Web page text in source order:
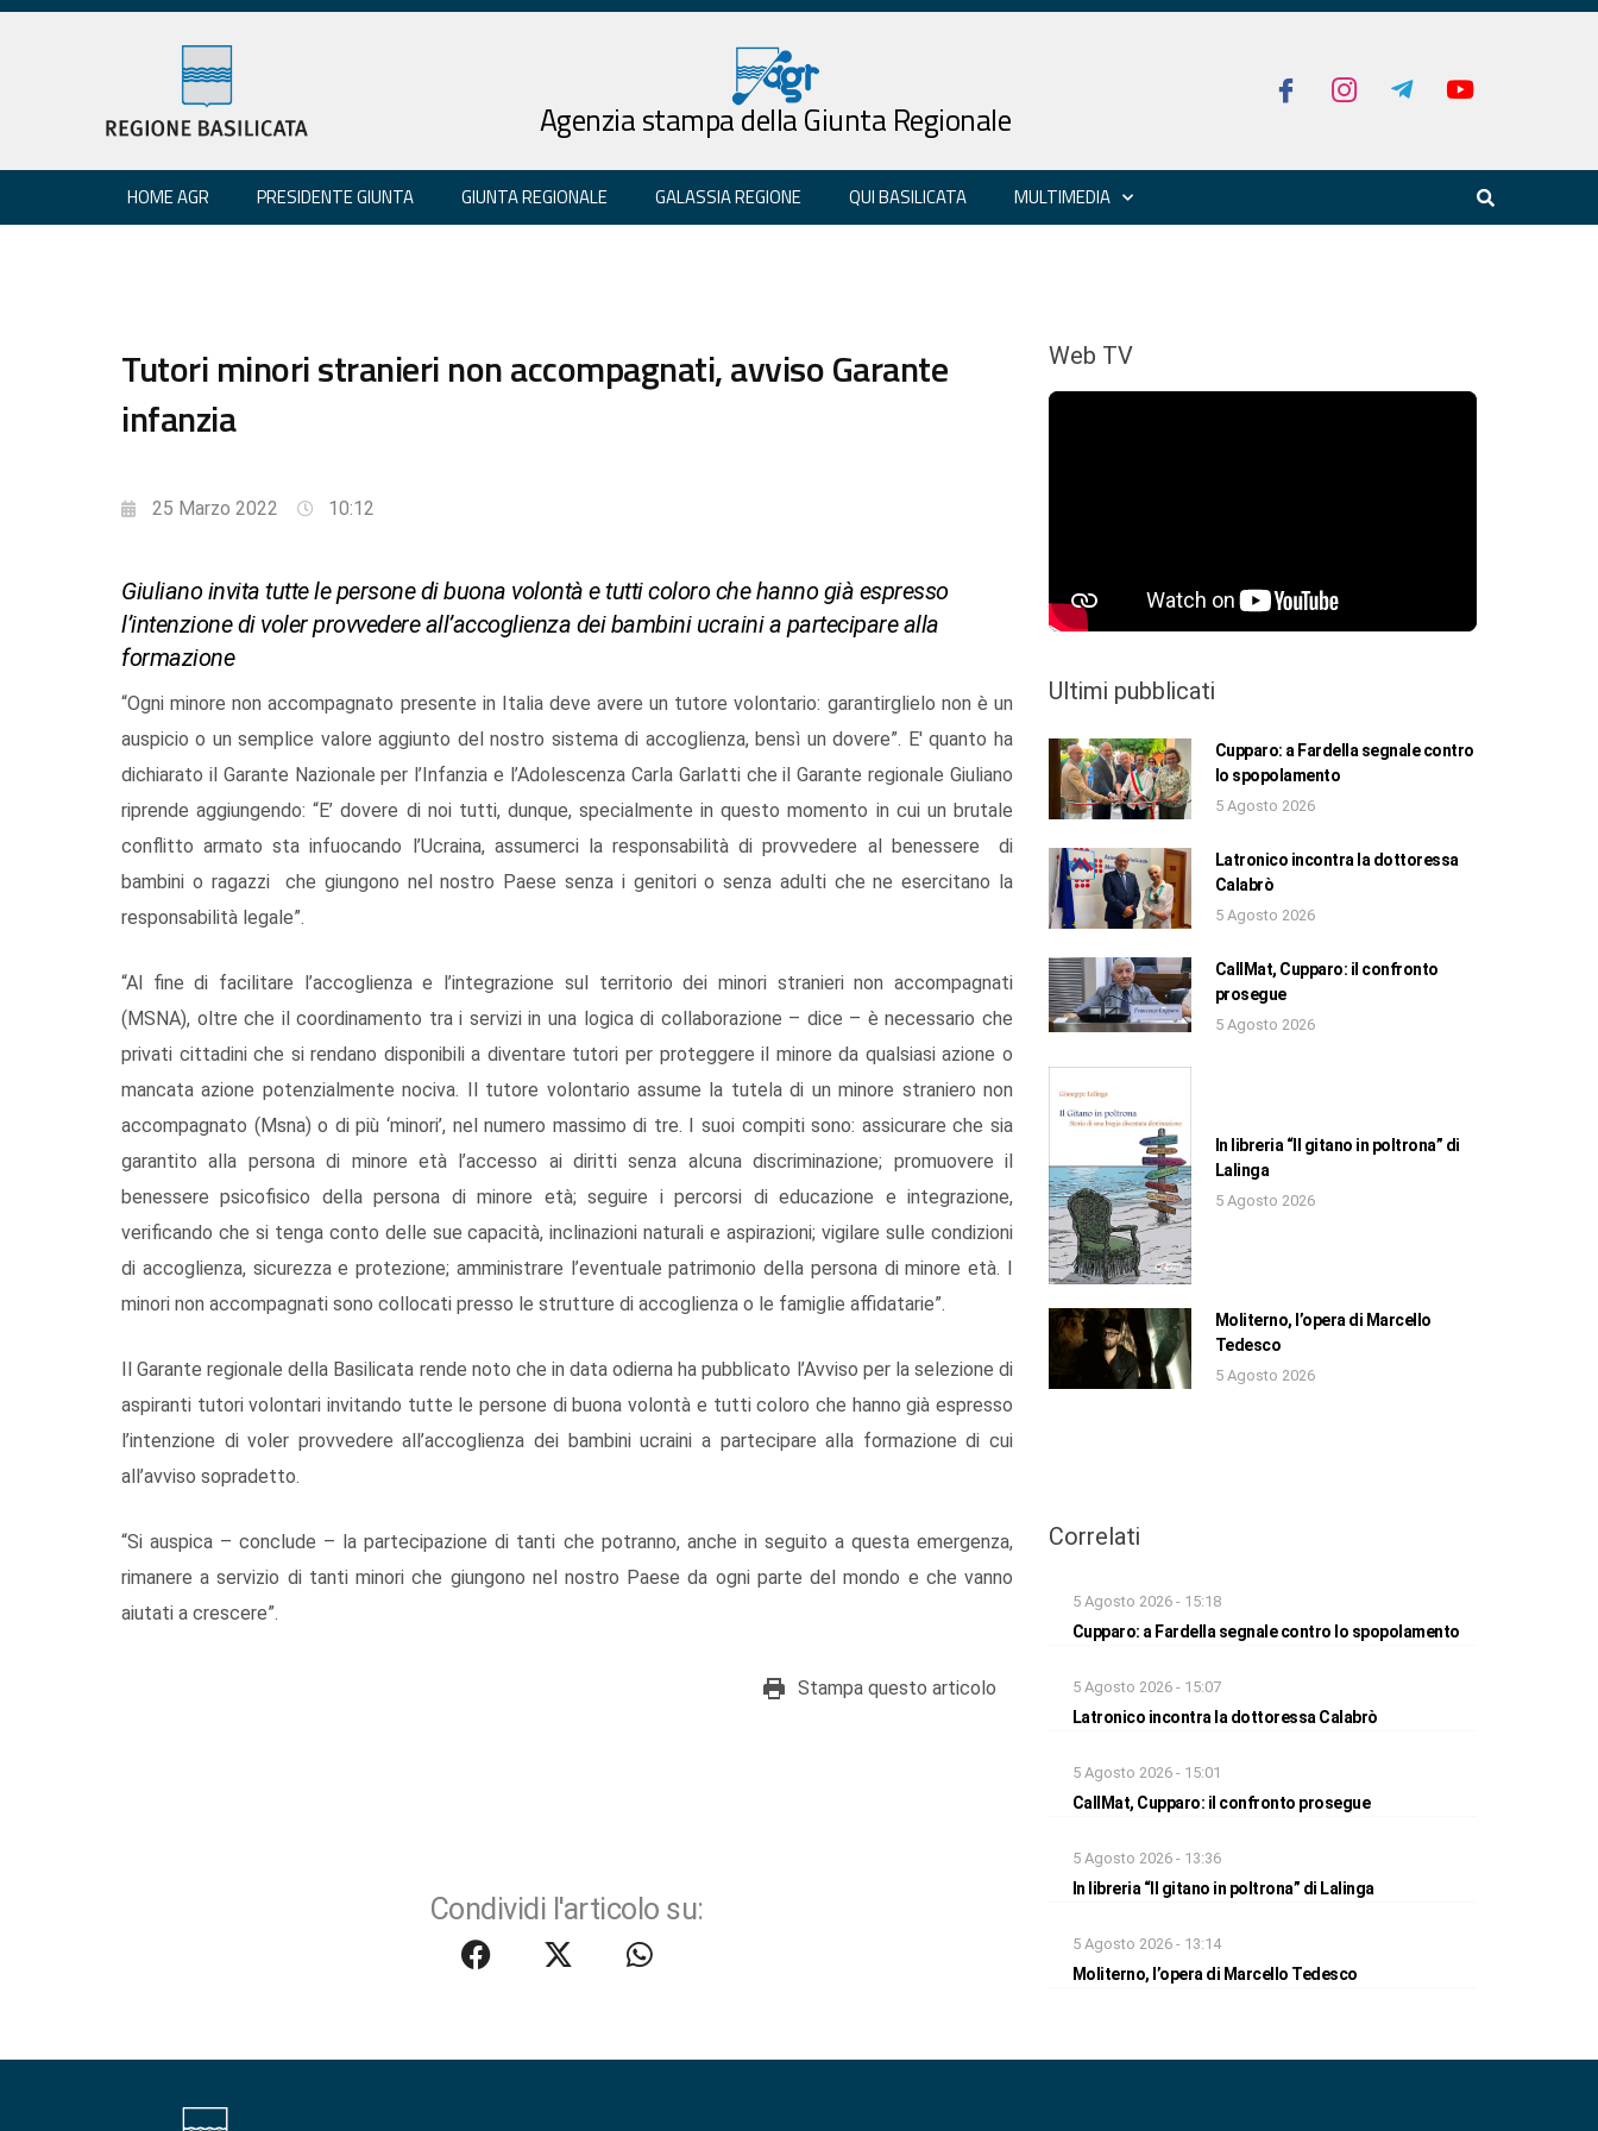
Agenzia stampa della Giunta Regionale
HOME AGR PRESIDENTE GIUNTA GIUNTA REGIONALE GALASSIA REGIONE QUI BASILICATA MULTIMEDIA
Tutori minori stranieri non accompagnati, avviso Garante
infanzia
25 Marzo 2022 10:12
Giuliano invita tutte le persone di buona volontà e tutti coloro che hanno già espresso
l’intenzione di voler provvedere all’accoglienza dei bambini ucraini a partecipare alla
formazione
“Ogni minore non accompagnato presente in Italia deve avere un tutore volontario: garantirglielo non è un
auspicio o un semplice valore aggiunto del nostro sistema di accoglienza, bensì un dovere”. E' quanto ha
dichiarato il Garante Nazionale per l’Infanzia e l’Adolescenza Carla Garlatti che il Garante regionale Giuliano
riprende aggiungendo: “E’ dovere di noi tutti, dunque, specialmente in questo momento in cui un brutale
conflitto armato sta infuocando l’Ucraina, assumerci la responsabilità di provvedere al benessere di
bambini o ragazzi che giungono nel nostro Paese senza i genitori o senza adulti che ne esercitano la
responsabilità legale”.
“Al fine di facilitare l’accoglienza e l’integrazione sul territorio dei minori stranieri non accompagnati
(MSNA), oltre che il coordinamento tra i servizi in una logica di collaborazione – dice – è necessario che
privati cittadini che si rendano disponibili a diventare tutori per proteggere il minore da qualsiasi azione o
mancata azione potenzialmente nociva. Il tutore volontario assume la tutela di un minore straniero non
accompagnato (Msna) o di più ‘minori’, nel numero massimo di tre. I suoi compiti sono: assicurare che sia
garantito alla persona di minore età l’accesso ai diritti senza alcuna discriminazione; promuovere il
benessere psicofisico della persona di minore età; seguire i percorsi di educazione e integrazione,
verificando che si tenga conto delle sue capacità, inclinazioni naturali e aspirazioni; vigilare sulle condizioni
di accoglienza, sicurezza e protezione; amministrare l’eventuale patrimonio della persona di minore età. I
minori non accompagnati sono collocati presso le strutture di accoglienza o le famiglie affidatarie”.
Il Garante regionale della Basilicata rende noto che in data odierna ha pubblicato l’Avviso per la selezione di
aspiranti tutori volontari invitando tutte le persone di buona volontà e tutti coloro che hanno già espresso
l’intenzione di voler provvedere all’accoglienza dei bambini ucraini a partecipare alla formazione di cui
all’avviso sopradetto.
“Si auspica – conclude – la partecipazione di tanti che potranno, anche in seguito a questa emergenza,
rimanere a servizio di tanti minori che giungono nel nostro Paese da ogni parte del mondo e che vanno
aiutati a crescere”.
Stampa questo articolo
Condividi l'articolo su:
Web TV
Ultimi pubblicati
Cupparo: a Fardella segnale contro
lo spopolamento
5 Agosto 2026
Latronico incontra la dottoressa
Calabrò
5 Agosto 2026
CallMat, Cupparo: il confronto
prosegue
5 Agosto 2026
In libreria “Il gitano in poltrona” di
Lalinga
5 Agosto 2026
Moliterno, l’opera di Marcello
Tedesco
5 Agosto 2026
Correlati
5 Agosto 2026 - 15:18
Cupparo: a Fardella segnale contro lo spopolamento
5 Agosto 2026 - 15:07
Latronico incontra la dottoressa Calabrò
5 Agosto 2026 - 15:01
CallMat, Cupparo: il confronto prosegue
5 Agosto 2026 - 13:36
In libreria “Il gitano in poltrona” di Lalinga
5 Agosto 2026 - 13:14
Moliterno, l’opera di Marcello Tedesco